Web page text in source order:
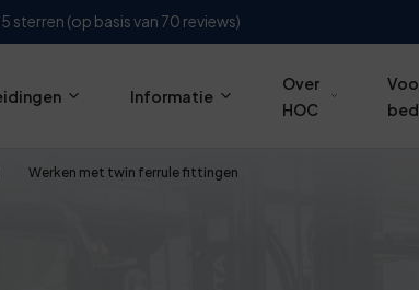
sterren (op basis van 70 reviews)
Informatie
Over
HOC
Werken met twin ferrule fittingen
1
6
1